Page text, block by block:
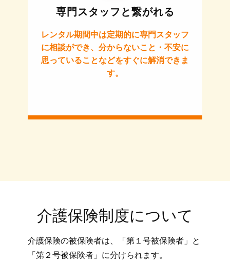
専門スタッフと繋がれる
レンタル期間中は定期的に専門スタッフ
に相談ができ、分からないこと・不安に
思っていることなどをすぐに解消できま
す。
介護保険制度について
介護保険の被保険者は、「第１号被保険者」と
「第２号被保険者」に分けられます。